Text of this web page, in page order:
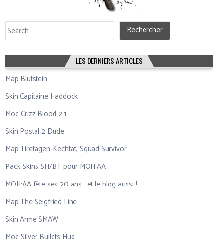
Rechercher Rechercher
LES DERNIERS ARTICLES
Map Blutstein
Skin Capitaine Haddock
Mod Crizz Blood 2.1
Skin Postal 2 Dude
Map Tiretagen-Kechtat, Squad Survivor
Pack Skins SH/BT pour MOH:AA
MOH:AA fête ses 20 ans… et le blog aussi !
Map The Seigfried Line
Skin Arme SMAW
Mod Silver Bullets Hud